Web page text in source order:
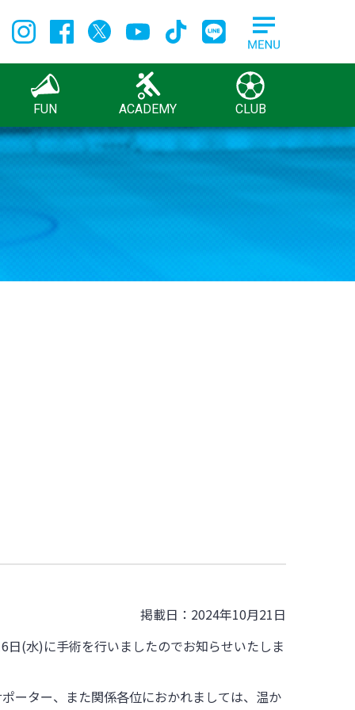
FUN ACADEMY CLUB
掲載日：2024年10月21日
(水)に手術を行いましたのでお知らせいたしま
ーター、また関係各位におかれましては、温か